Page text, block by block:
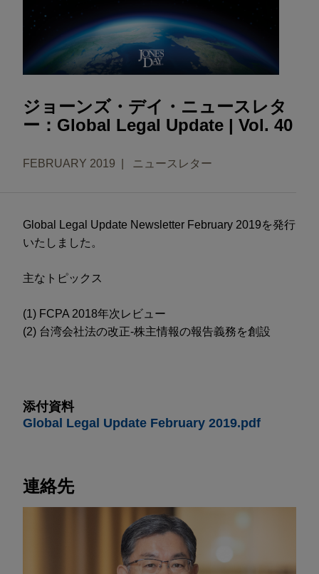
ジョーンズ・デイ・ニュースレタ
ー：Global Legal Update | Vol. 40
FEBRUARY 2019 ニュースレター
Global Legal Update Newsletter February 2019を発行
いたしました。
主なトピックス
(1) FCPA 2018年次レビュー
(2) 台湾会社法の改正-株主情報の報告義務を創設
添付資料
Global Legal Update February 2019.pdf
連絡先